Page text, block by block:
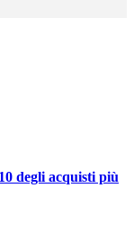
degli acquisti più